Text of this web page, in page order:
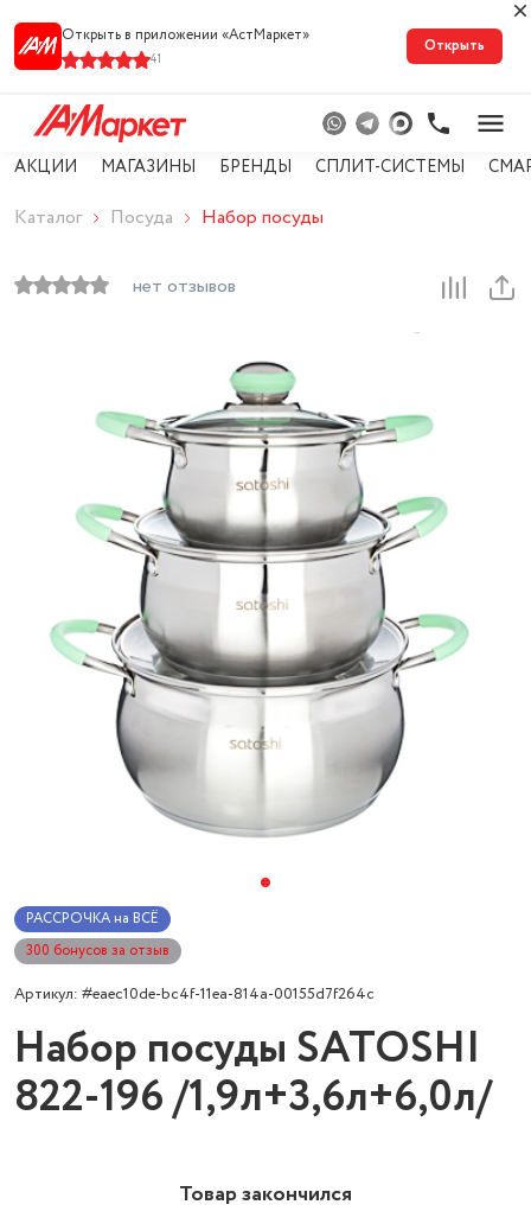
Открыть в приложении «АстМарке‪т‬»
41
Открыть
АКЦИИ МАГАЗИНЫ БРЕНДЫ СПЛИТ-СИСТЕМЫ
Каталог Посуда Набор посуды
нет отзывов
РАССРОЧКА на ВСЁ
300 бонусов за отзыв
Артикул: #eaec10de-bc4f-11ea-814a-00155d7f264c
Набор посуды SATOSHI
822-196 /1,9л+3,6л+6,0л/
Товар закончился